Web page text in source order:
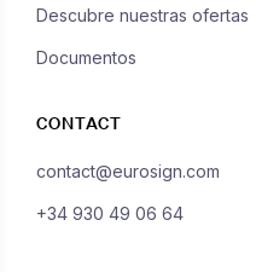
Descubre nuestras ofertas
Documentos
CONTACT
contact@eurosign.com
+34 930 49 06 64